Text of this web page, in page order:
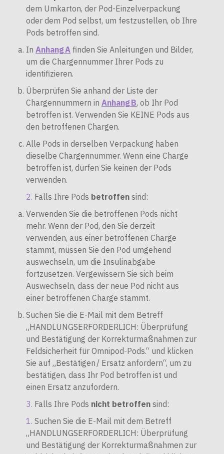
dem Umkarton, der Pod-Einzelverpackung
oder dem Pod selbst, um festzustellen, ob Ihre
Pods betroffen sind.
In Anhang A finden Sie Anleitungen und Bilder,
um die Chargennummer Ihrer Pods zu
identifizieren.
Überprüfen Sie anhand der Liste der
Chargennummern in Anhang B, ob Ihr Pod
betroffen ist. Verwenden Sie KEINE Pods aus
den betroffenen Chargen.
Alle Pods in derselben Verpackung haben
dieselbe Chargennummer. Wenn eine Charge
betroffen ist, dürfen Sie keinen der Pods
verwenden.
Falls Ihre Pods betroffen sind:
Verwenden Sie die betroffenen Pods nicht
mehr. Wenn der Pod, den Sie derzeit
verwenden, aus einer betroffenen Charge
stammt, müssen Sie den Pod umgehend
auswechseln, um die Insulinabgabe
fortzusetzen. Vergewissern Sie sich beim
Auswechseln, dass der neue Pod nicht aus
einer betroffenen Charge stammt.
Suchen Sie die E-Mail mit dem Betreff
„HANDLUNGSERFORDERLICH: Überprüfung
und Bestätigung der Korrekturmaßnahmen zur
Feldsicherheit für Omnipod-Pods.“ und klicken
Sie auf „Bestätigen / Ersatz anfordern“, um zu
bestätigen, dass Ihr Pod betroffen ist und
einen Ersatz anzufordern.
Falls Ihre Pods nicht betroffen sind:
Suchen Sie die E-Mail mit dem Betreff
„HANDLUNGSERFORDERLICH: Überprüfung
und Bestätigung der Korrekturmaßnahmen zur